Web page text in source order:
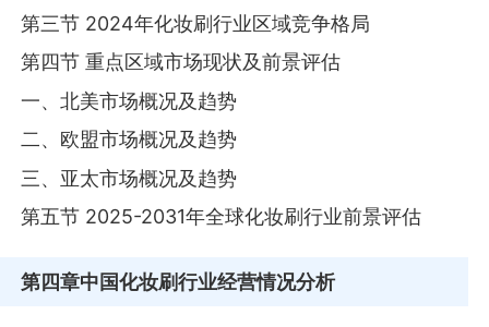
第三节 2024年化妆刷行业区域竞争格局
第四节 重点区域市场现状及前景评估
一、北美市场概况及趋势
二、欧盟市场概况及趋势
三、亚太市场概况及趋势
第五节 2025-2031年全球化妆刷行业前景评估
第四章中国化妆刷行业经营情况分析